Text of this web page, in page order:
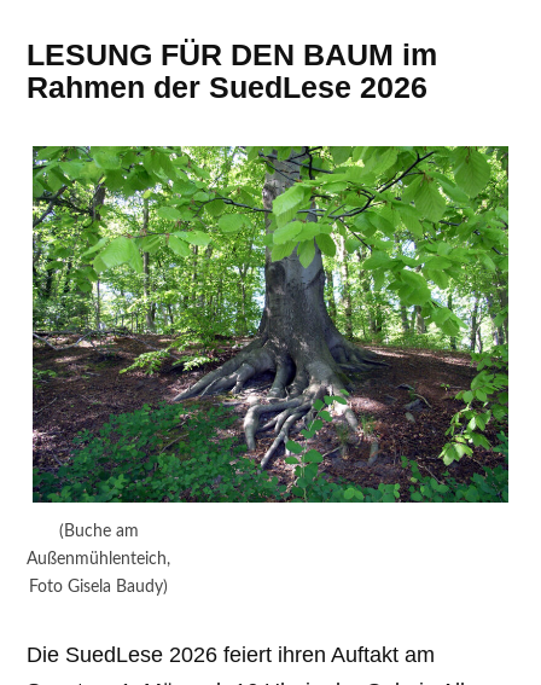
LESUNG FÜR DEN BAUM im
Rahmen der SuedLese 2026
(Buche am
Außenmühlenteich,
Foto Gisela Baudy)
Die SuedLese 2026 feiert ihren Auftakt am